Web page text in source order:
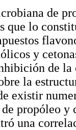
de
que lo
y
de
la
existir
propóleo y
una